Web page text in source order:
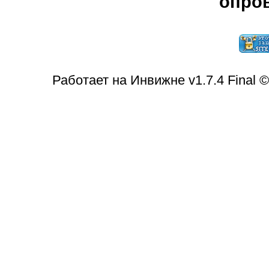
Работает на Инвижне v1.7.4 Final